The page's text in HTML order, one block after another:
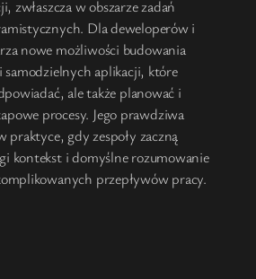
zwłaszcza w obszarze zadań
Dla deweloperów i
nowe możliwości budowania
samodzielnych aplikacji, które
ale także planować i
procesy. Jego prawdziwa
praktyce, gdy zespoły zaczną
kontekst i domyślne rozumowanie
przepływów pracy.